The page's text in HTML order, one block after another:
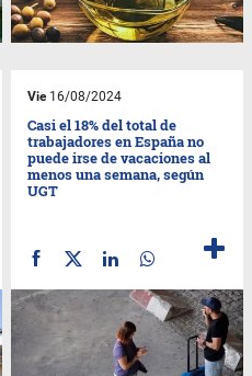
Vie16/08/2024
Casi el 18% del total de
trabajadores en España no
puede irse de vacaciones al
menos una semana, según
UGT